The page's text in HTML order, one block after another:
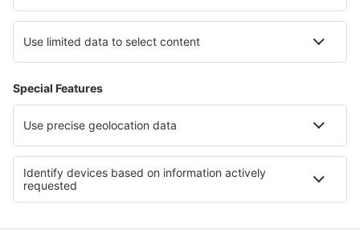
Cazare in Famagusta Region Cazare in Luxor